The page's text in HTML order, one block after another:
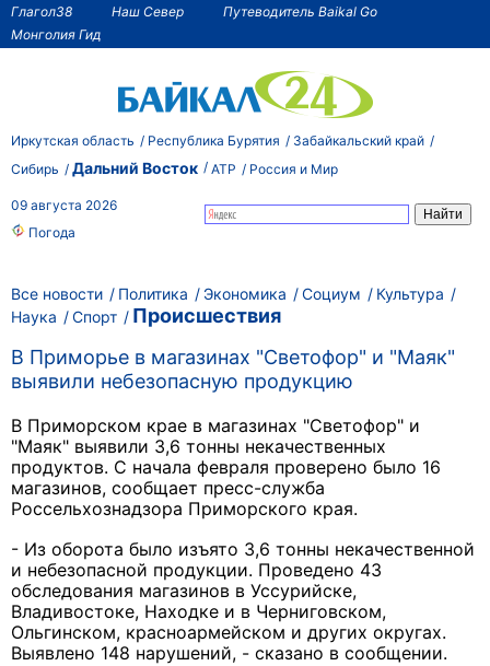
Глагол38 Наш Север
Путеводитель Baikal Go
Монголия Гид
Иркутская область Республика Бурятия
Забайкальский край
Сибирь
Дальний Восток АТР Россия и Мир
09 августа 2026
Погода
Все новости Политика Экономика Социум
Культура
Наука
Спорт
Происшествия
В Приморье в магазинах "Светофор" и "Маяк"
выявили небезопасную продукцию
В Приморском крае в магазинах "Светофор" и
"Маяк" выявили 3,6 тонны некачественных
продуктов. С начала февраля проверено было 16
магазинов, сообщает пресс-служба
Россельхознадзора Приморского края.
- Из оборота было изъято 3,6 тонны некачественной
и небезопасной продукции. Проведено 43
обследования магазинов в Уссурийске,
Владивостоке, Находке и в Черниговском,
Ольгинском, красноармейском и других округах.
Выявлено 148 нарушений, - сказано в сообщении.